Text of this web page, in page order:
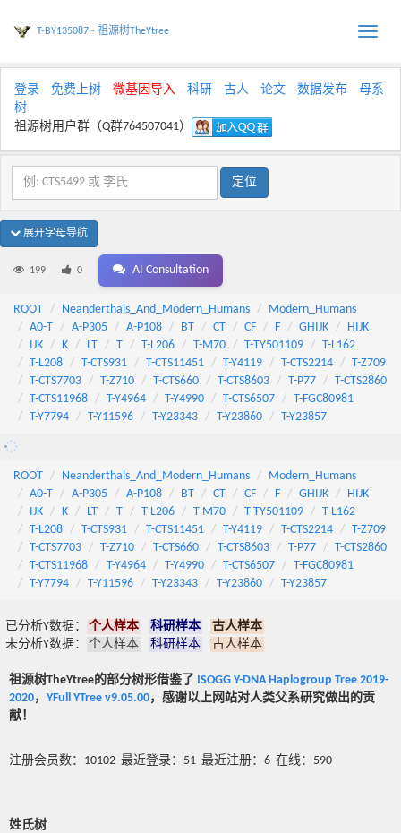
Toggle
T-BY135087 - 祖源树TheYtree
登录 免费上树 微基因导入 科研 古人 论文 数据发布
母系
树
祖源树用户群（Q群764507041）
展开字母导航
199 0 AI Consultation
ROOT Neanderthals_And_Modern_Humans
Modern_Humans
A0-T
A-P305 A-P108 BT CT CF F GHIJK
HIJK
IJK
K LT T T-L206 T-M70 T-TY501109
T-L162
T-L208
T-CTS931 T-CTS11451 T-Y4119 T-CTS2214
T-Z709
T-CTS7703
T-Z710 T-CTS660 T-CTS8603 T-P77
T-CTS2860
T-CTS11968
T-Y4964 T-Y4990 T-CTS6507
T-FGC80981
T-Y7794
T-Y11596 T-Y23343 T-Y23860 T-Y23857
ROOT Neanderthals_And_Modern_Humans
Modern_Humans
A0-T
A-P305 A-P108 BT CT CF F GHIJK
HIJK
IJK
K LT T T-L206 T-M70 T-TY501109
T-L162
T-L208
T-CTS931 T-CTS11451 T-Y4119 T-CTS2214
T-Z709
T-CTS7703
T-Z710 T-CTS660 T-CTS8603 T-P77
T-CTS2860
T-CTS11968
T-Y4964 T-Y4990 T-CTS6507
T-FGC80981
T-Y7794
T-Y11596 T-Y23343 T-Y23860 T-Y23857
已分析Y数据： 个人样本 科研样本
古人样本
未分析Y数据：
个人样本 科研样本 古人样本
祖源树TheYtree的部分树形借鉴了 ISOGG Y-DNA Haplogroup Tree 2019-
2020， YFull YTree v9.05.00，感谢以上网站对人类父系研究做出的贡
献！
注册会员数：10102 最近登录：51 最近注册：6 在线：590
姓氏树